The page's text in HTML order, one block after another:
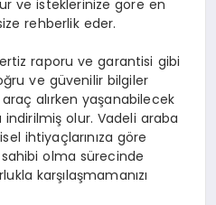
ve isteklerinize göre en
rehberlik eder.
raporu ve garantisi gibi
ve güvenilir bilgiler
alırken yaşanabilecek
olur. Vadeli araba
ihtiyaçlarınıza göre
olma sürecinde
karşılaşmamanızı